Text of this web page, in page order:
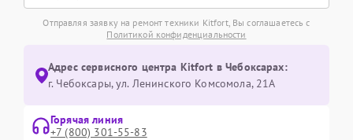
Отправляя заявку на ремонт техники Kitfort, Вы соглашаетесь с
Политикой конфиденциальности
Адрес сервисного центра Kitfort в Чебоксарах:
г. Чебоксары, ул. Ленинского Комсомола, 21А
Горячая линия
+7 (800) 301-55-83